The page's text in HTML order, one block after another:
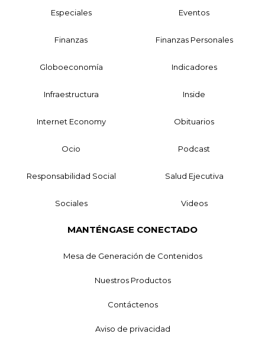
Especiales Eventos
Finanzas Finanzas Personales
Globoeconomía Indicadores
Infraestructura Inside
Internet Economy Obituarios
Ocio Podcast
Responsabilidad Social Salud Ejecutiva
Sociales Videos
MANTÉNGASE CONECTADO
Mesa de Generación de Contenidos
Nuestros Productos
Contáctenos
Aviso de privacidad